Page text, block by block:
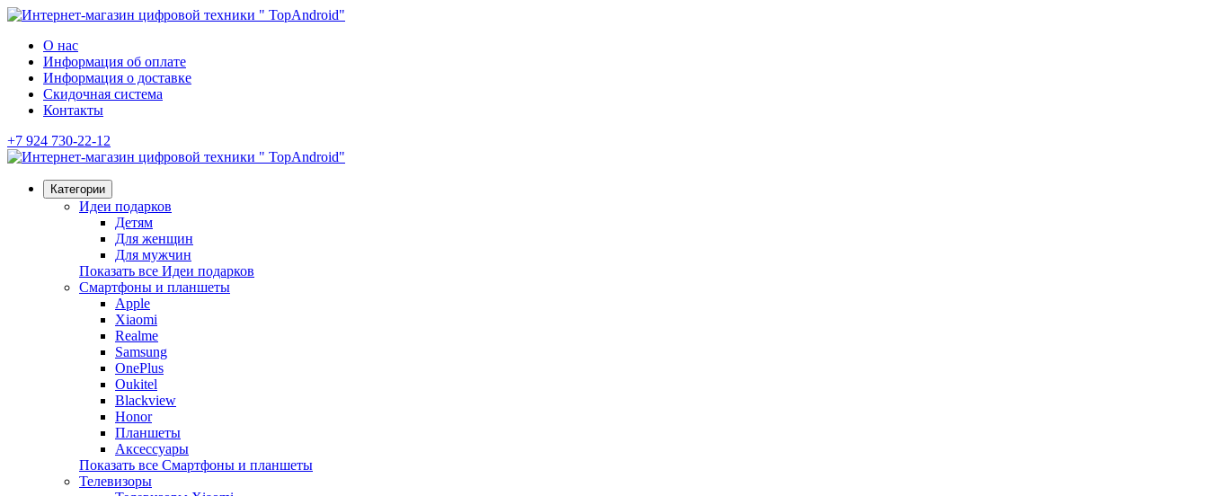
О нас
Информация об оплате
Информация о доставке
Скидочная система
Контакты
+7 924 730-22-12
Категории
Идеи подарков
Детям
Для женщин
Для мужчин
Показать все Идеи подарков
Смартфоны и планшеты
Apple
Xiaomi
Realme
Samsung
OnePlus
Oukitel
Blackview
Honor
Планшеты
Аксессуары
Показать все Смартфоны и планшеты
Телевизоры